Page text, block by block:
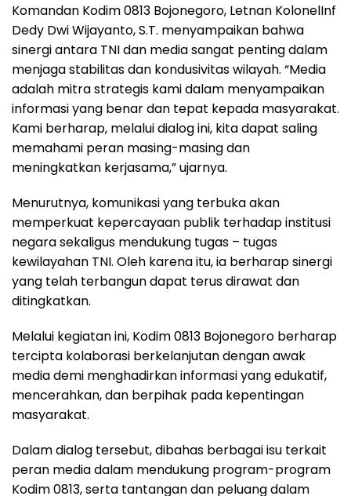
Komandan Kodim 0813 Bojonegoro, Letnan KolonelInf
Dedy Dwi Wijayanto, S.T. menyampaikan bahwa
sinergi antara TNI dan media sangat penting dalam
menjaga stabilitas dan kondusivitas wilayah. “Media
adalah mitra strategis kami dalam menyampaikan
informasi yang benar dan tepat kepada masyarakat.
Kami berharap, melalui dialog ini, kita dapat saling
memahami peran masing-masing dan
meningkatkan kerjasama,” ujarnya.
Menurutnya, komunikasi yang terbuka akan
memperkuat kepercayaan publik terhadap institusi
negara sekaligus mendukung tugas – tugas
kewilayahan TNI. Oleh karena itu, ia berharap sinergi
yang telah terbangun dapat terus dirawat dan
ditingkatkan.
Melalui kegiatan ini, Kodim 0813 Bojonegoro berharap
tercipta kolaborasi berkelanjutan dengan awak
media demi menghadirkan informasi yang edukatif,
mencerahkan, dan berpihak pada kepentingan
masyarakat.
Dalam dialog tersebut, dibahas berbagai isu terkait
peran media dalam mendukung program-program
Kodim 0813, serta tantangan dan peluang dalam